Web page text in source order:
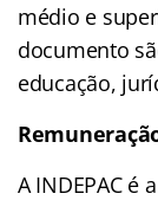
médio e
documento
educação,
A INDEPAC é